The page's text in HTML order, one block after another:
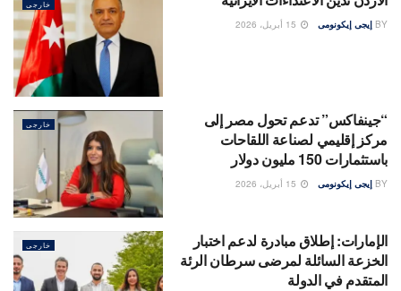
خارجى
BY إيجى إيكونومى
خارجى
“جينفاكس” تدعم تحول مصر إلى
مركز إقليمي لصناعة اللقاحات
باستثمارات 150 مليون دولار
BY إيجى إيكونومى
خارجى
الإمارات: إطلاق مبادرة لدعم اختبار
الخزعة السائلة لمرضى سرطان الرئة
المتقدم في الدولة